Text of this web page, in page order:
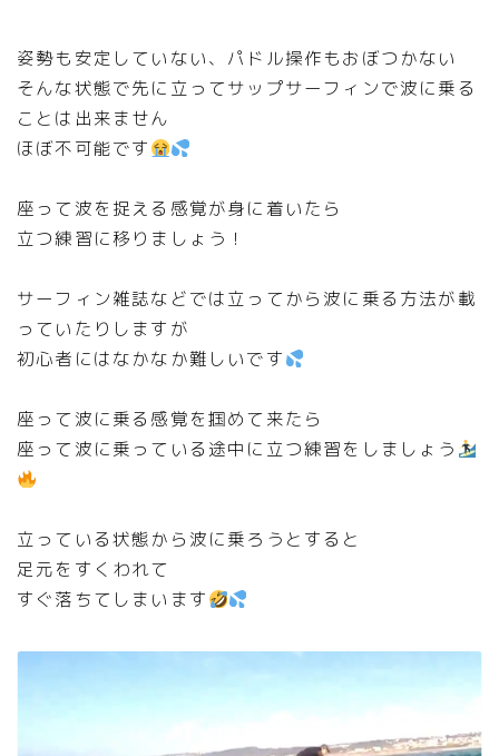
姿勢も安定していない、パドル操作もおぼつかない
そんな状態で先に立ってサップサーフィンで波に乗る
ことは出来ません
ほぼ不可能です
座って波を捉える感覚が身に着いたら
立つ練習に移りましょう！
サーフィン雑誌などでは立ってから波に乗る方法が載
っていたりしますが
初心者にはなかなか難しいです
座って波に乗る感覚を掴めて来たら
座って波に乗っている途中に立つ練習をしましょう
立っている状態から波に乗ろうとすると
足元をすくわれて
すぐ落ちてしまいます